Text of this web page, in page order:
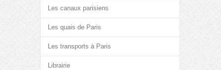
Les canaux parisiens
Les quais de Paris
Les transports à Paris
Librairie